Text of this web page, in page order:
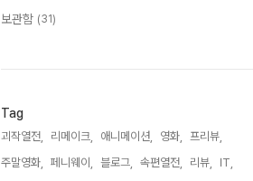
보관함 (31)
Tag
괴작열전, 리메이크, 애니메이션, 영화,
프리뷰,
주말영화,
페니웨이, 블로그, 속편열전, 리뷰,
IT,